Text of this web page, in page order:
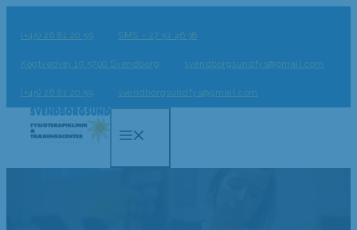
(+45) 26 81 20 59 SMS - 27 51 46 38
Kogtvedvej 19 5700 Svendborg svendborgsundfys@gmail.com
(+45) 26 81 20 59 svendborgsundfys@gmail.com